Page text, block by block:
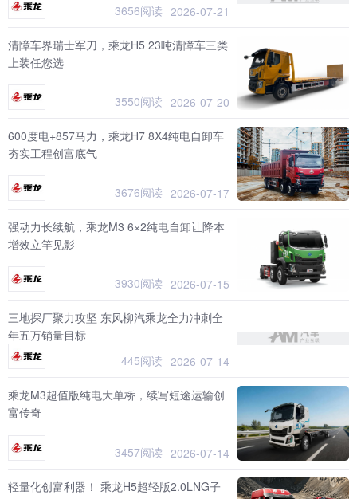
3656阅读 2026-07-21
清障车界瑞士军刀，乘龙H5 23吨清障车三类
上装任您选
3550阅读 2026-07-20
600度电+857马力，乘龙H7 8X4纯电自卸车
夯实工程创富底气
3676阅读 2026-07-17
强动力长续航，乘龙M3 6×2纯电自卸让降本
增效立竿见影
3930阅读 2026-07-15
三地探厂聚力攻坚 东风柳汽乘龙全力冲刺全
年五万销量目标
445阅读 2026-07-14
乘龙M3超值版纯电大单桥，续写短途运输创
富传奇
3457阅读 2026-07-14
轻量化创富利器！ 乘龙H5超轻版2.0LNG子